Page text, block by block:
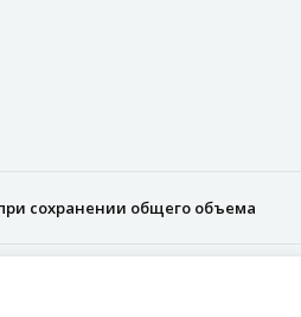
сохранении общего объема